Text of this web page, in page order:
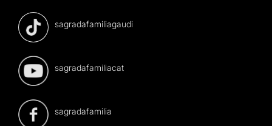
sagradafamiliagaudi
sagradafamiliacat
sagradafamilia